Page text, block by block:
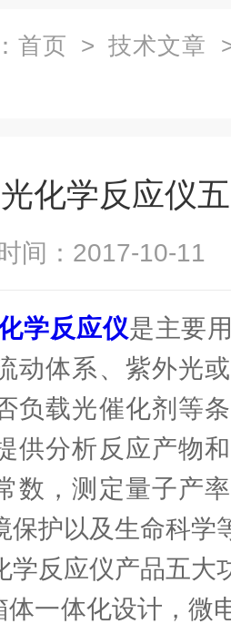
首页 > 技术文章
光化学反应仪
时间：2017-10-
学反应仪是主要
动体系、紫外光
负载光催化剂等
供分析反应产物
数，测定量子产
保护以及生命科学
反应仪产品五大
体化设计，微